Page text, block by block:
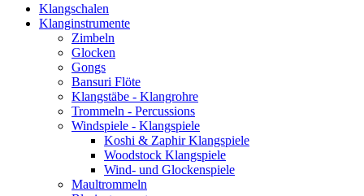
Klangschalen
Klanginstrumente
Zimbeln
Glocken
Gongs
Bansuri Flöte
Klangstäbe - Klangrohre
Trommeln - Percussions
Windspiele - Klangspiele
Koshi & Zaphir Klangspiele
Woodstock Klangspiele
Wind- und Glockenspiele
Maultrommeln